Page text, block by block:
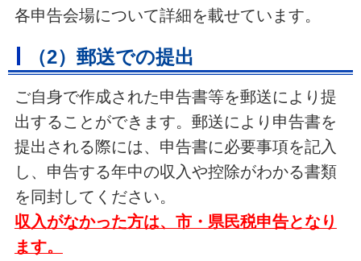
各申告会場について詳細を載せています。
（2）郵送での提出
ご自身で作成された申告書等を郵送により提
出することができます。郵送により申告書を
提出される際には、申告書に必要事項を記入
し、申告する年中の収入や控除がわかる書類
を同封してください。
収入がなかった方は、市・県民税申告となり
ます。